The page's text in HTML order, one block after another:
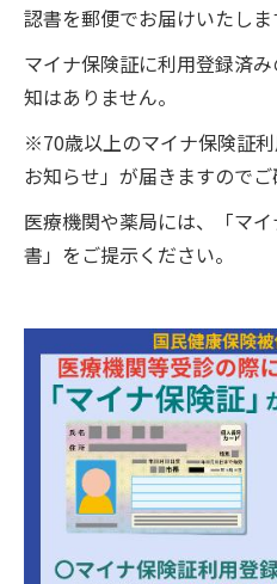
認書を郵便でお届けいたしま
マイナ保険証に利用登録済
知はありません。
※70歳以上のマイナ保険証
お知らせ」が届きますのでご
医療機関や薬局には、「マ
書」をご提示ください。